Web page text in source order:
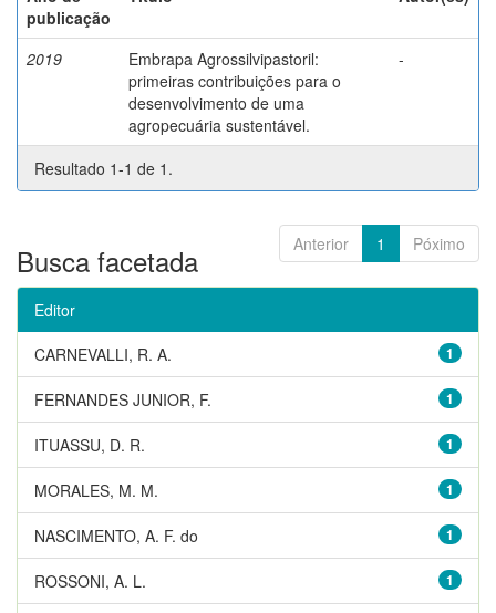
publicação
2019
Embrapa Agrossilvipastoril:
primeiras contribuições para o
desenvolvimento de uma
agropecuária sustentável.
-
Resultado 1-1 de 1.
Anterior 1 Póximo
Busca facetada
Editor
1
CARNEVALLI, R. A.
1
FERNANDES JUNIOR, F.
1
ITUASSU, D. R.
1
MORALES, M. M.
1
NASCIMENTO, A. F. do
1
ROSSONI, A. L.